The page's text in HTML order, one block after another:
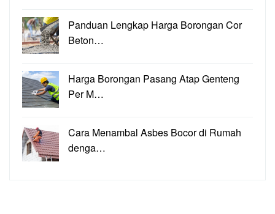
Panduan Lengkap Harga Borongan Cor
Beton…
Harga Borongan Pasang Atap Genteng
Per M…
Cara Menambal Asbes Bocor di Rumah
denga…